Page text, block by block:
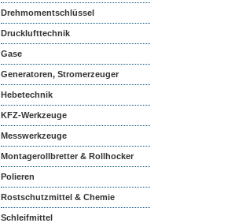
Drehmomentschlüssel
Drucklufttechnik
Gase
Generatoren, Stromerzeuger
Hebetechnik
KFZ-Werkzeuge
Messwerkzeuge
Montagerollbretter & Rollhocker
Polieren
Rostschutzmittel & Chemie
Schleifmittel